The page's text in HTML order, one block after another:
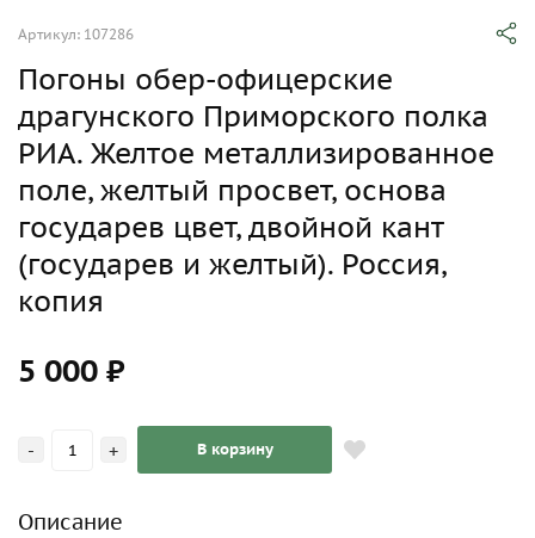
Артикул: 107286
Погоны обер-офицерские
драгунского Приморского полка
РИА. Желтое металлизированное
поле, желтый просвет, основа
государев цвет, двойной кант
(государев и желтый). Россия,
копия
5 000 ₽
- + В корзину
Описание